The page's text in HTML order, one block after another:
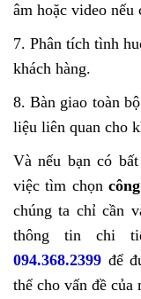
âm hoặc video nếu
7. Phân tích tình
khách hàng.
8. Bàn giao toàn
liệu liên quan cho
Và nếu bạn có
việc tìm chọn
chúng ta chỉ cần
thông tin chi
094.368.2399 để
thể cho vấn đề của